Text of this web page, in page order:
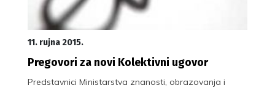
11. rujna 2015.
Pregovori za novi Kolektivni ugovor
Predstavnici Ministarstva znanosti, obrazovanja i